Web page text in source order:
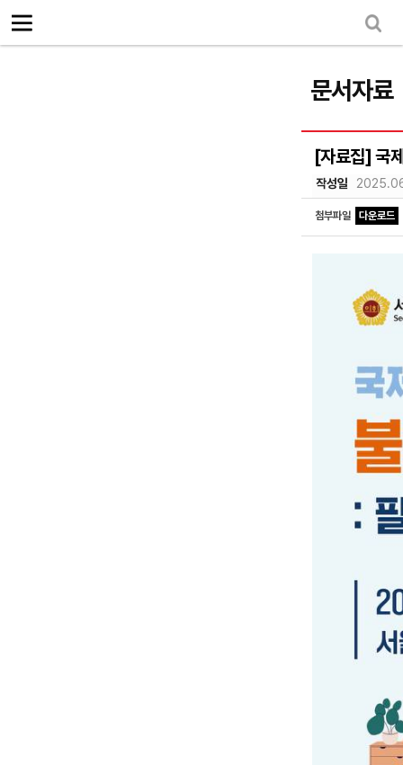
문서자료
[자료집] 국
작성일
첨부파일 다운로드
로그인
마이페이지
Sketchbook5, 스케치북5